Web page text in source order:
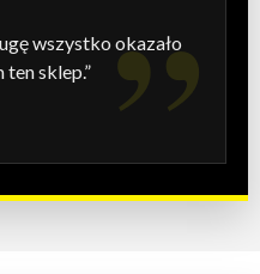
wszystko okazało
sklep.”